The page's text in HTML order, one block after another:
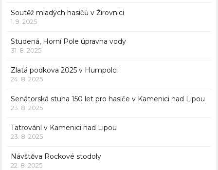
Soutěž mladých hasičů v Žirovnici
1. 9. 2025
Studená, Horní Pole úpravna vody
31. 8. 2025
Zlatá podkova 2025 v Humpolci
24. 8. 2025
Senátorská stuha 150 let pro hasiče v Kamenici nad Lipou
23. 8. 2025
Tatrování v Kamenici nad Lipou
23. 8. 2025
Návštěva Rockové stodoly
22. 8. 2025